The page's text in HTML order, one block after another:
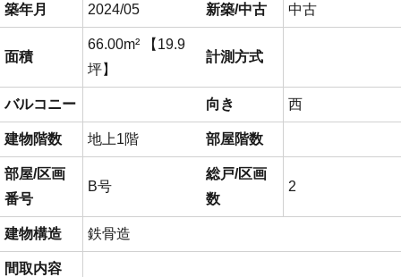
築年月 2024/05 新築/中古 中古
面積
66.00m² 【19.9
坪】
計測方式
バルコニー 向き 西
建物階数 地上1階 部屋階数
部屋/区画
番号
B号
総戸/区画
数
2
建物構造 鉄骨造
間取内容